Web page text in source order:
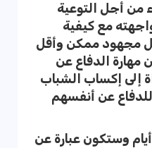
من أجل التوعية
مع كيفية
مجهود ممكن وأقل
الدفاع عن
إلى إكساب الشباب
للدفاع عن أنفسهم
وستكون عبارة عن